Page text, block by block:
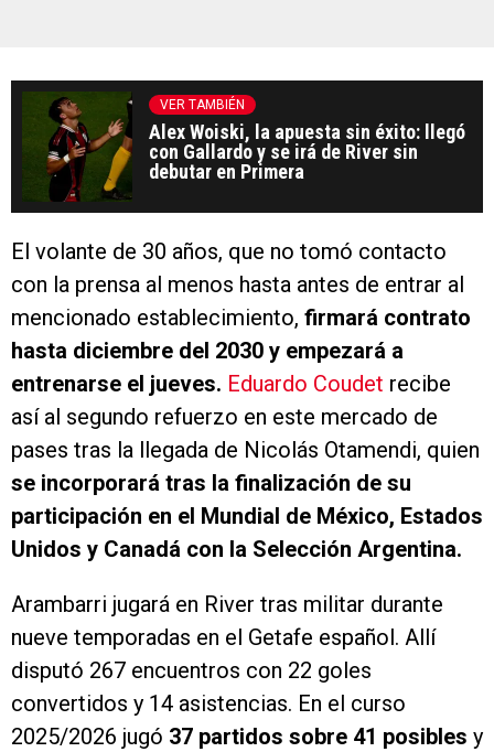
VER TAMBIÉN
Alex Woiski, la apuesta sin éxito: llegó
con Gallardo y se irá de River sin
debutar en Primera
El volante de 30 años, que no tomó contacto
con la prensa al menos hasta antes de entrar al
mencionado establecimiento, firmará contrato
hasta diciembre del 2030 y empezará a
entrenarse el jueves. Eduardo Coudet recibe
así al segundo refuerzo en este mercado de
pases tras la llegada de Nicolás Otamendi, quien
se incorporará tras la finalización de su
participación en el Mundial de México, Estados
Unidos y Canadá con la Selección Argentina.
Arambarri jugará en River tras militar durante
nueve temporadas en el Getafe español. Allí
disputó 267 encuentros con 22 goles
convertidos y 14 asistencias. En el curso
2025/2026 jugó 37 partidos sobre 41 posibles y